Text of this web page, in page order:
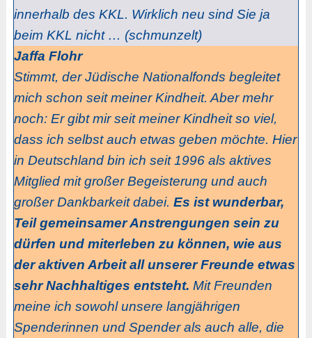
innerhalb des KKL. Wirklich neu sind Sie ja
beim KKL nicht … (schmunzelt)
Jaffa Flohr
Stimmt, der Jüdische Nationalfonds begleitet
mich schon seit meiner Kindheit. Aber mehr
noch: Er gibt mir seit meiner Kindheit so viel,
dass ich selbst auch etwas geben möchte. Hier
in Deutschland bin ich seit 1996 als aktives
Mitglied mit großer Begeisterung und auch
großer Dankbarkeit dabei. Es ist wunderbar,
Teil gemeinsamer Anstrengungen sein zu
dürfen und miterleben zu können, wie aus
der aktiven Arbeit all unserer Freunde etwas
sehr Nachhaltiges entsteht. Mit Freunden
meine ich sowohl unsere langjährigen
Spenderinnen und Spender als auch alle, die